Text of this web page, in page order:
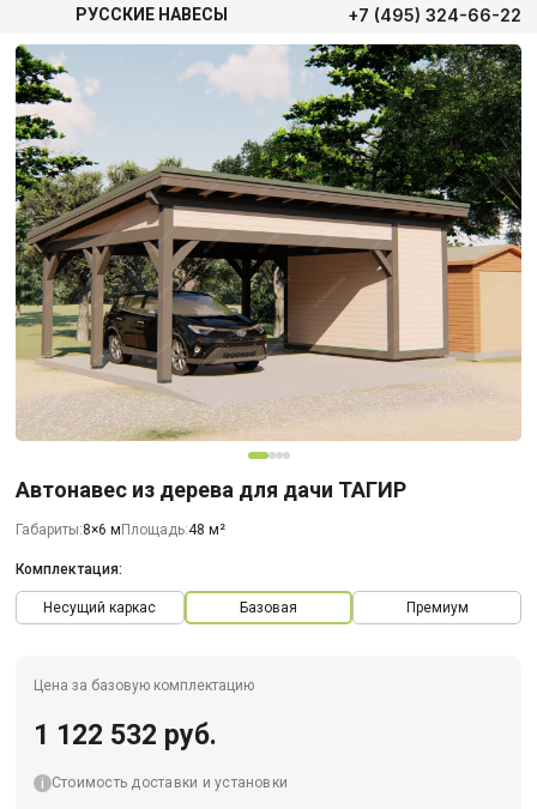
РУССКИЕ НАВЕСЫ +7 (495) 324-66-22
Автонавес из дерева для дачи ТАГИР
Габариты:8×6 м Площадь:48 м²
Комплектация:
Несущий каркас Базовая Премиум
Цена за базовую комплектацию
1 122 532 руб.
Стоимость доставки и установки